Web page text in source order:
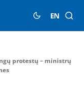
EN
protestų – ministrų